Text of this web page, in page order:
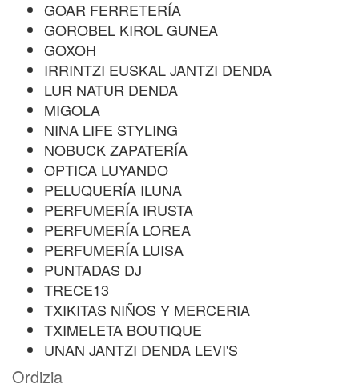
GOAR FERRETERÍA
GOROBEL KIROL GUNEA
GOXOH
IRRINTZI EUSKAL JANTZI DENDA
LUR NATUR DENDA
MIGOLA
NINA LIFE STYLING
NOBUCK ZAPATERÍA
OPTICA LUYANDO
PELUQUERÍA ILUNA
PERFUMERÍA IRUSTA
PERFUMERÍA LOREA
PERFUMERÍA LUISA
PUNTADAS DJ
TRECE13
TXIKITAS NIÑOS Y MERCERIA
TXIMELETA BOUTIQUE
UNAN JANTZI DENDA LEVI'S
Ordizia